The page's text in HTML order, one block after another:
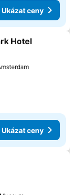
Ukázat ceny
oblíbených
Hotel
Ukázat ceny
oblíbených